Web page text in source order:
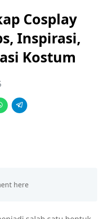
Cosplay
Inspirasi,
Kostum